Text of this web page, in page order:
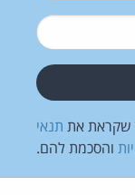
שקראת את תנאי
והסכמת להם.